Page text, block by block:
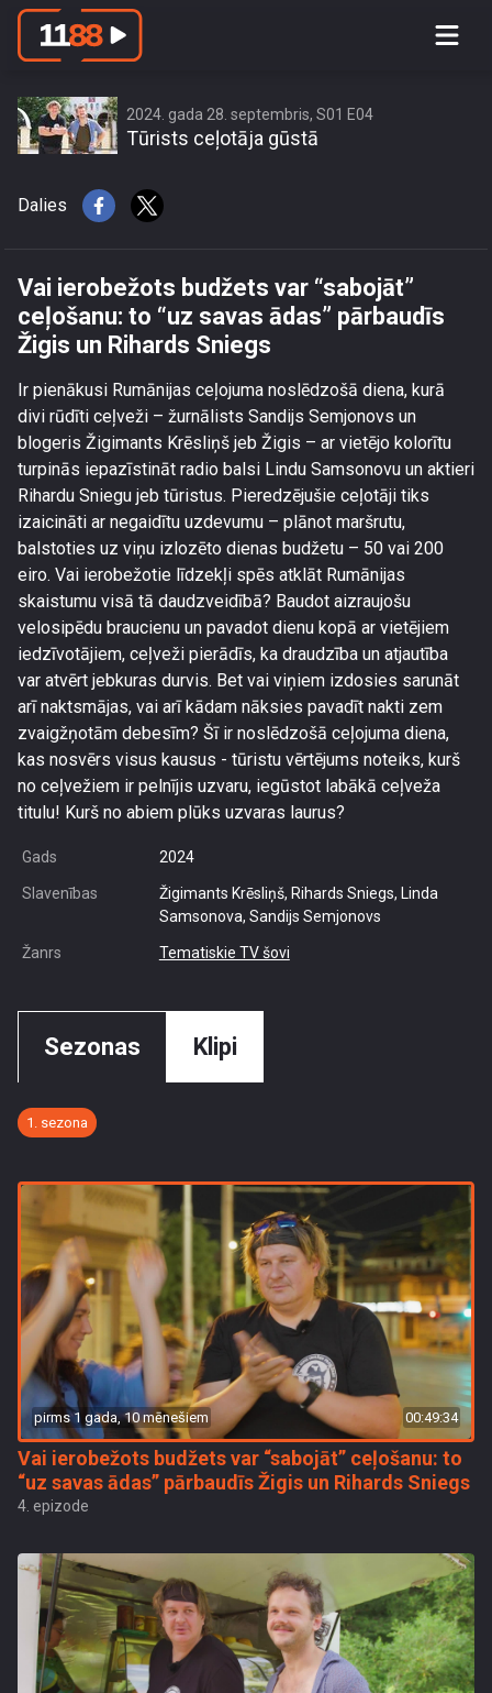
Vai ierobežots budžets var “sabojāt”
pārbaudīs Žigis un Rihards Sniegs
2024. gada 28. septembris, S01 E04
Tūrists ceļotāja gūstā
Dalies
Vai ierobežots budžets var “sabojāt”
ceļošanu: to “uz savas ādas” pārbaudīs
Žigis un Rihards Sniegs
Ir pienākusi Rumānijas ceļojuma noslēdzošā diena, kurā
divi rūdīti ceļveži – žurnālists Sandijs Semjonovs un
blogeris Žigimants Krēsliņš jeb Žigis – ar vietējo kolorītu
turpinās iepazīstināt radio balsi Lindu Samsonovu un aktieri
Rihardu Sniegu jeb tūristus. Pieredzējušie ceļotāji tiks
izaicināti ar negaidītu uzdevumu – plānot maršrutu,
balstoties uz viņu izlozēto dienas budžetu – 50 vai 200
eiro. Vai ierobežotie līdzekļi spēs atklāt Rumānijas
skaistumu visā tā daudzveidībā? Baudot aizraujošu
velosipēdu braucienu un pavadot dienu kopā ar vietējiem
iedzīvotājiem, ceļveži pierādīs, ka draudzība un atjautība
var atvērt jebkuras durvis. Bet vai viņiem izdosies sarunāt
arī naktsmājas, vai arī kādam nāksies pavadīt nakti zem
zvaigžņotām debesīm? Šī ir noslēdzošā ceļojuma diena,
kas nosvērs visus kausus - tūristu vērtējums noteiks, kurš
no ceļvežiem ir pelnījis uzvaru, iegūstot labākā ceļveža
titulu! Kurš no abiem plūks uzvaras laurus?
Gads 2024
Slavenības
Žigimants Krēsliņš, Rihards Sniegs, Linda
Samsonova, Sandijs Semjonovs
Žanrs Tematiskie TV šovi
Sezonas Klipi
1. sezona
pirms 1 gada, 10 mēnešiem 00:49:34
Vai ierobežots budžets var “sabojāt” ceļošanu: to
“uz savas ādas” pārbaudīs Žigis un Rihards Sniegs
4. epizode